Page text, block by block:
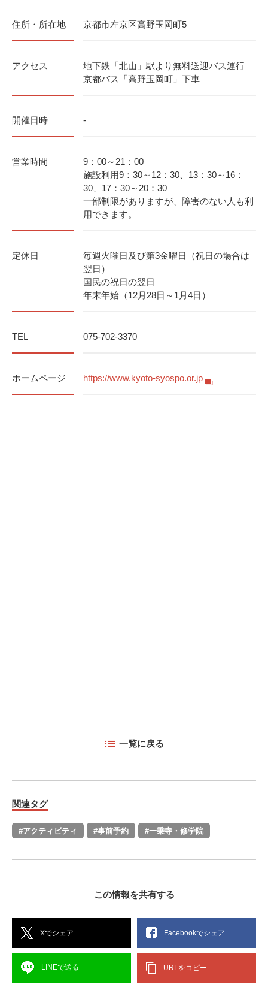
住所・所在地 京都市左京区高野玉岡町5
アクセス
地下鉄「北山」駅より無料送迎バス運行
京都バス「高野玉岡町」下車
開催日時 -
営業時間
9：00～21：00
施設利用9：30～12：30、13：30～16：
30、17：30～20：30
一部制限がありますが、障害のない人も利
用できます。
定休日
毎週火曜日及び第3金曜日（祝日の場合は
翌日）
国民の祝日の翌日
年末年始（12月28日～1月4日）
TEL 075-702-3370
ホームページ https://www.kyoto-syospo.or.jp
一覧に戻る
関連タグ
#アクティビティ #事前予約 #一乗寺・修学院
この情報を共有する
Xでシェア Facebookでシェア
LINEで送る URLをコピー